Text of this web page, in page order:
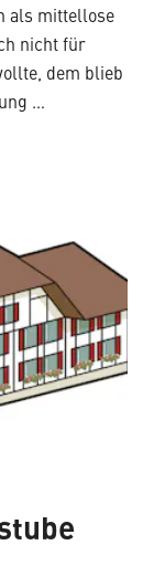
als mittellose
nicht für
dem blieb
…